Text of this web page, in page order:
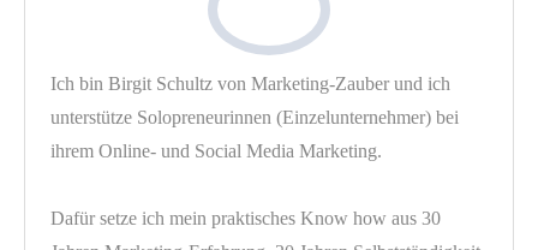
Ich bin Birgit Schultz von Marketing-Zauber und ich
unterstütze Solopreneurinnen (Einzelunternehmer) bei
ihrem Online- und Social Media Marketing.
Dafür setze ich mein praktisches Know how aus 30